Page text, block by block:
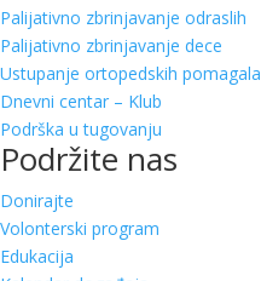
Palijativno zbrinjavanje odraslih
Palijativno zbrinjavanje dece
Ustupanje ortopedskih pomagala
Dnevni centar – Klub
Podrška u tugovanju
Podržite nas
Donirajte
Volonterski program
Edukacija